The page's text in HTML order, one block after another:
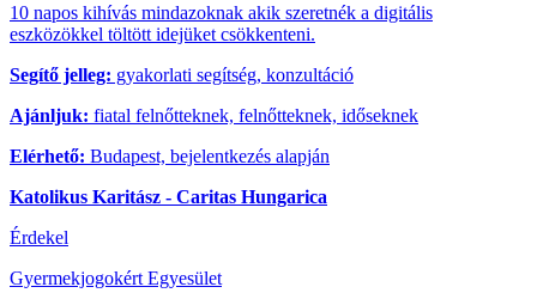
10 napos kihívás mindazoknak akik szeretnék a digitális
eszközökkel töltött idejüket csökkenteni.
Segítő jelleg: gyakorlati segítség, konzultáció
Ajánljuk: fiatal felnőtteknek, felnőtteknek, időseknek
Elérhető: Budapest, bejelentkezés alapján
Katolikus Karitász - Caritas Hungarica
Érdekel
Gyermekjogokért Egyesület